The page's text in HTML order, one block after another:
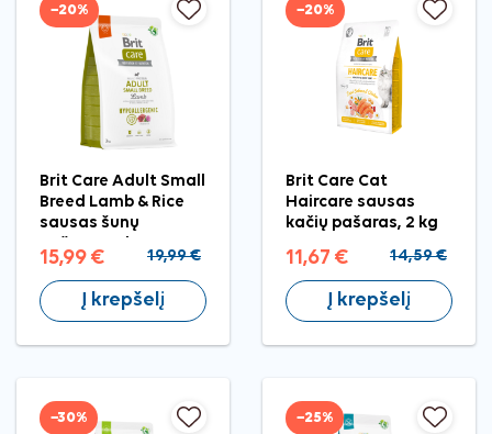
−20%
Brit Care Adult Small
Breed Lamb & Rice
sausas šunų
15,99 € 19,99 €
Į krepšelį
−20%
Brit Care Cat
Haircare sausas
kačių pašaras, 2 kg
11,67 € 14,59 €
Į krepšelį
−30% −25%